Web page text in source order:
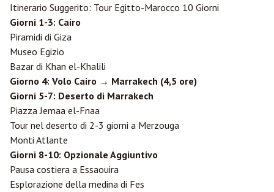
Itinerario Suggerito: Tour Egitto-Marocco 10 Giorni
Giorni 1-3: Cairo
Piramidi di Giza
Museo Egizio
Bazar di Khan el-Khalili
Giorno 4: Volo Cairo → Marrakech (4,5 ore)
Giorni 5-7: Deserto di Marrakech
Piazza Jemaa el-Fnaa
Tour nel deserto di 2-3 giorni a Merzouga
Monti Atlante
Giorni 8-10: Opzionale Aggiuntivo
Pausa costiera a Essaouira
Esplorazione della medina di Fes